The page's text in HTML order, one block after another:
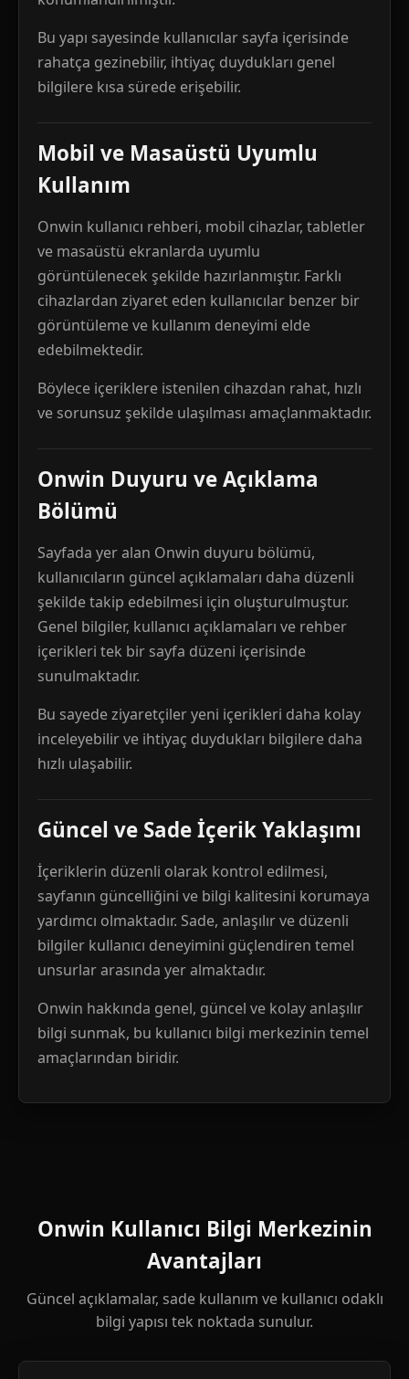
Bu yapı sayesinde kullanıcılar sayfa içerisinde
rahatça gezinebilir, ihtiyaç duydukları genel
bilgilere kısa sürede erişebilir.
Mobil ve Masaüstü Uyumlu
Kullanım
Onwin kullanıcı rehberi, mobil cihazlar, tabletler
ve masaüstü ekranlarda uyumlu
görüntülenecek şekilde hazırlanmıştır. Farklı
cihazlardan ziyaret eden kullanıcılar benzer bir
görüntüleme ve kullanım deneyimi elde
edebilmektedir.
Böylece içeriklere istenilen cihazdan rahat, hızlı
ve sorunsuz şekilde ulaşılması amaçlanmaktadır.
Onwin Duyuru ve Açıklama
Bölümü
Sayfada yer alan Onwin duyuru bölümü,
kullanıcıların güncel açıklamaları daha düzenli
şekilde takip edebilmesi için oluşturulmuştur.
Genel bilgiler, kullanıcı açıklamaları ve rehber
içerikleri tek bir sayfa düzeni içerisinde
sunulmaktadır.
Bu sayede ziyaretçiler yeni içerikleri daha kolay
inceleyebilir ve ihtiyaç duydukları bilgilere daha
hızlı ulaşabilir.
Güncel ve Sade İçerik Yaklaşımı
İçeriklerin düzenli olarak kontrol edilmesi,
sayfanın güncelliğini ve bilgi kalitesini korumaya
yardımcı olmaktadır. Sade, anlaşılır ve düzenli
bilgiler kullanıcı deneyimini güçlendiren temel
unsurlar arasında yer almaktadır.
Onwin hakkında genel, güncel ve kolay anlaşılır
bilgi sunmak, bu kullanıcı bilgi merkezinin temel
amaçlarından biridir.
Onwin Kullanıcı Bilgi Merkezinin
Avantajları
Güncel açıklamalar, sade kullanım ve kullanıcı odaklı
bilgi yapısı tek noktada sunulur.